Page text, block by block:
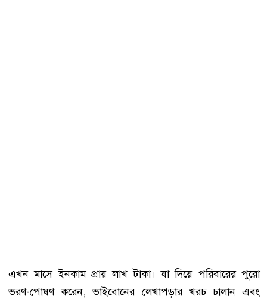
এখন মাসে ইনকাম প্রায় লাখ টাকা। যা দিয়ে পরিবারের পুরো
ভরণ-পোষণ করেন, ভাইবোনের লেখাপড়ার খরচ চালান এবং